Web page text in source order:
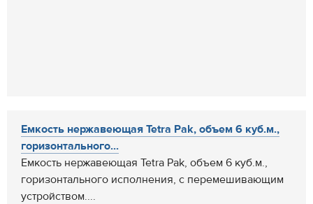
Емкость нержавеющая Tetra Pak, объем 6 куб.м.,
горизонтального...
Емкость нержавеющая Tetra Pak, объем 6 куб.м.,
горизонтального исполнения, с перемешивающим
устройством....